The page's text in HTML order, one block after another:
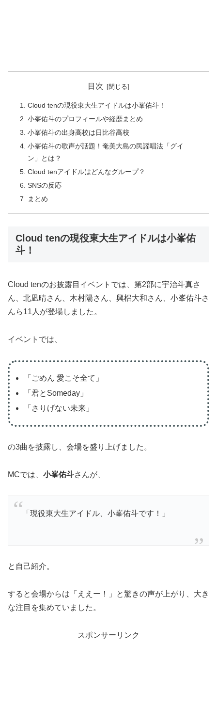
目次
Cloud tenの現役東大生アイドルは小峯佑斗！
小峯佑斗のプロフィールや経歴まとめ
小峯佑斗の出身高校は日比谷高校
小峯佑斗の歌声が話題！奄美大島の民謡唱法「グイ
ン」とは？
Cloud tenアイドルはどんなグループ？
SNSの反応
まとめ
Cloud tenの現役東大生アイドルは小峯佑
斗！
Cloud tenのお披露目イベントでは、第2部に宇治斗真さ
ん、北凪晴さん、木村陽さん、興梠大和さん、小峯佑斗さ
んら11人が登場しました。
イベントでは、
「ごめん 愛こそ全て」
「君とSomeday」
「さりげない未来」
の3曲を披露し、会場を盛り上げました。
MCでは、 小峯佑斗さんが、
「現役東大生アイドル、小峯佑斗です！」
と自己紹介。
すると会場からは「ええー！」と驚きの声が上がり、大き
な注目を集めていました。
スポンサーリンク